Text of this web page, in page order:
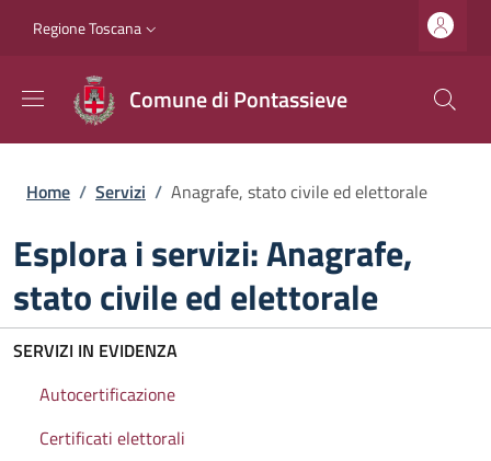
Slim top
Regione Toscana
Comune di Pontassieve
Briciole di pane
Home / Servizi / Anagrafe, stato civile ed elettorale
Esplora i servizi: Anagrafe,
stato civile ed elettorale
SERVIZI IN EVIDENZA
Autocertificazione
Certificati elettorali